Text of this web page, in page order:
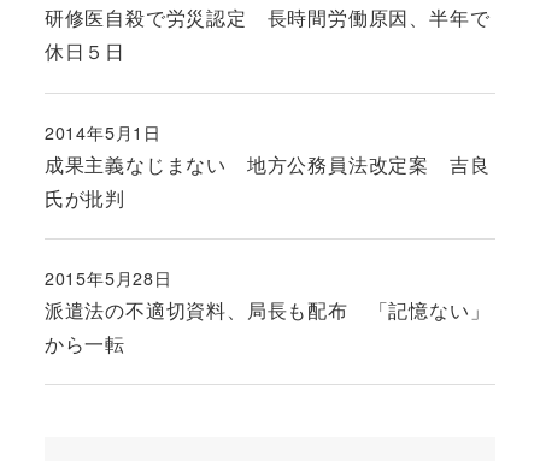
研修医自殺で労災認定 長時間労働原因、半年で
休日５日
成果主義なじまない 地方公務員法改定案 吉良
氏が批判
投稿日
2014年5月1日
派遣法の不適切資料、局長も配布 「記憶ない」
から一転
投稿日
2015年5月28日